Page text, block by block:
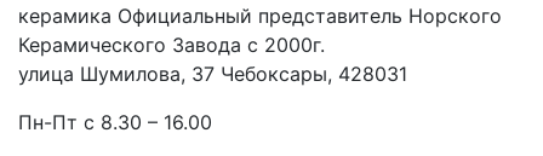
керамика Официальный представитель Норского
Керамического Завода с 2000г.
улица Шумилова, 37 Чебоксары, 428031
Пн-Пт с 8.30 – 16.00